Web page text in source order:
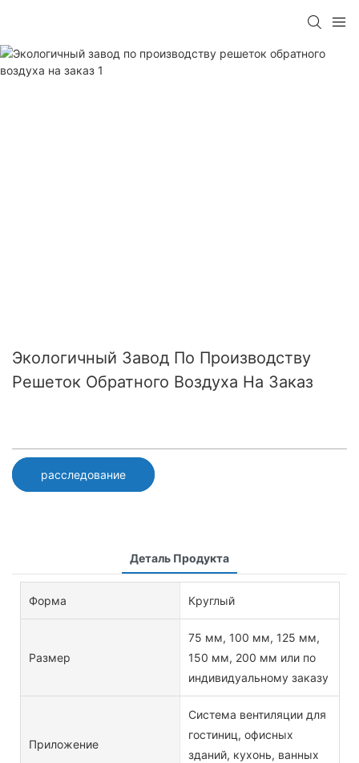
Экологичный Завод По Производству
Решеток Обратного Воздуха На Заказ
расследование
Деталь Продукта
Форма Круглый
Размер
75 мм, 100 мм, 125 мм,
150 мм, 200 мм или по
индивидуальному заказу
Приложение
Система вентиляции для
гостиниц, офисных
зданий, кухонь, ванных